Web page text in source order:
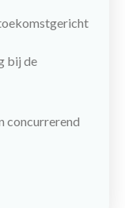
bij de
concurrerend